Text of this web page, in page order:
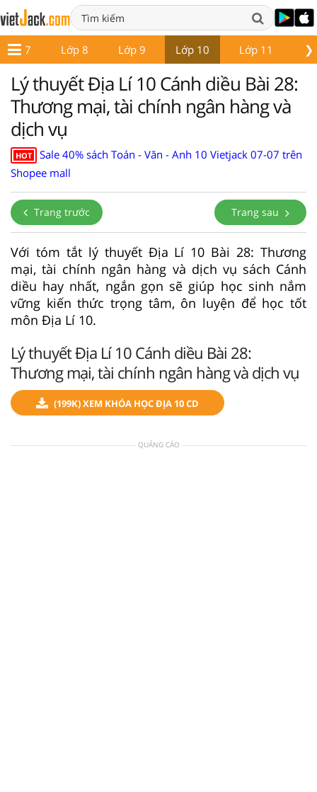
❯
Lớp 7 Lớp 8 Lớp 9 Lớp 10 Lớp 11
Lý thuyết Địa Lí 10 Cánh diều Bài 28:
Thương mại, tài chính ngân hàng và
dịch vụ
HOT
Sale 40% sách Toán - Văn - Anh 10 Vietjack 07-07 trên
Shopee mall
Trang trước Trang sau
Với tóm tắt lý thuyết Địa Lí 10 Bài 28: Thương
mại, tài chính ngân hàng và dịch vụ sách Cánh
diều hay nhất, ngắn gọn sẽ giúp học sinh nắm
vững kiến thức trọng tâm, ôn luyện để học tốt
môn Địa Lí 10.
Lý thuyết Địa Lí 10 Cánh diều Bài 28:
Thương mại, tài chính ngân hàng và dịch vụ
(199K) XEM KHÓA HỌC ĐỊA 10 CD
QUẢNG CÁO